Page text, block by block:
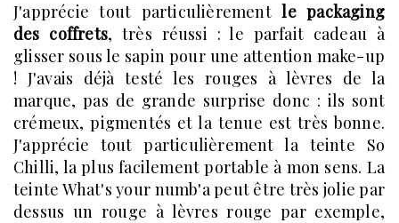
J'apprécie tout particulièrementle packaging
des coffrets, très réussi : le parfait cadeau à
glisser sous le sapin pour une attention make-up
! J'avais déjà testé les rouges à lèvres de la
marque, pas de grande surprise donc : ils sont
crémeux, pigmentés et la tenue est très bonne.
J'apprécie tout particulièrement la teinte So
Chilli, la plus facilement portable à mon sens. La
teinte What's your numb'a peut être très jolie par
dessus un rouge à lèvres rouge par exemple,